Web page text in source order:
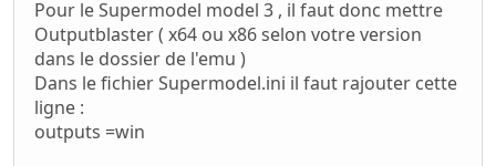
Pour le Supermodel model 3 , il faut donc mettre
Outputblaster ( x64 ou x86 selon votre version
dans le dossier de l'emu )
Dans le fichier Supermodel.ini il faut rajouter cette
ligne :
outputs =win